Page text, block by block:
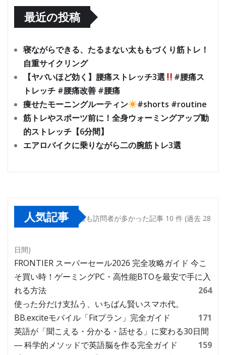
最近の投稿
寝ながらできる、たるまない太ももづくり筋トレ！
自重サイクリング
【ヤバいほど効く】腰痛ストレッチ3選
#腰痛ス
トレッチ #腰痛改善 #腰痛
痩せたモーニングルーティン
#shorts #routine
筋トレやスポーツ前に！全身ウォーミングアップ動
的ストレッチ【6分間】
エアロバイクに乗りながら二の腕筋トレ3選
人気記事 最も訪問者が多かった記事 10 件 (過去 28
日間)
FRONTIER スーパーセール2026 完全攻略ガイド 今こ
そ買い時！ゲーミングPC・高性能BTOを最安で手に入
れる方法
264
使った分だけ支払う、いちばん賢いスマホ代。
BB.exciteモバイル「Fitプラン」完全ガイド
171
英語が「聞こえる・分かる・話せる」に変わる30日間
― 科学的メソッドで英語脳を作る完全ガイド
159